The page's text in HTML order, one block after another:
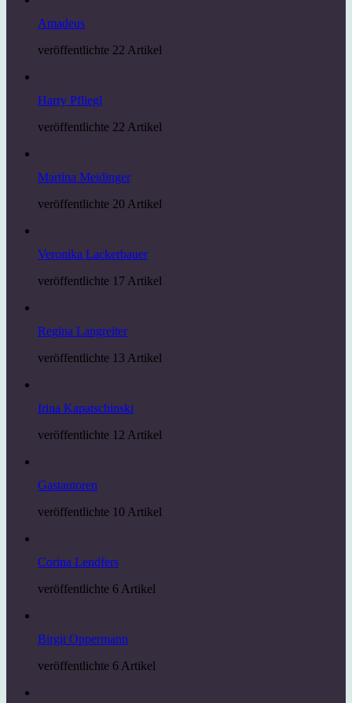
Amadeus
veröffentlichte 22 Artikel
Harry Pfliegl
veröffentlichte 22 Artikel
Martina Meidinger
veröffentlichte 20 Artikel
Veronika Lackerbauer
veröffentlichte 17 Artikel
Regina Langreiter
veröffentlichte 13 Artikel
Irina Kapatschinski
veröffentlichte 12 Artikel
Gastautoren
veröffentlichte 10 Artikel
Corina Lendfers
veröffentlichte 6 Artikel
Birgit Oppermann
veröffentlichte 6 Artikel